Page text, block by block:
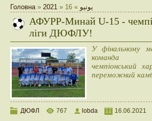
Головна» 2021 » يونيو »
16
АФУРР-Минай U-15 -
ліги ДЮФЛУ!
У фінальному
команда
чемпіонський
переможний
ДЮФЛ 767 lobda 16.06.2021